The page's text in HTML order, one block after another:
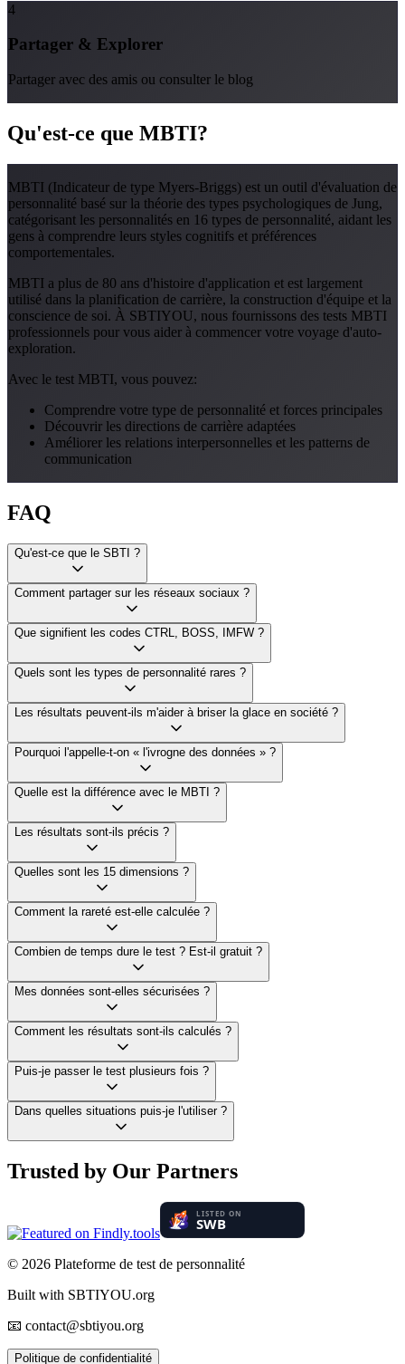
4
Partager & Explorer
Partager avec des amis ou consulter le blog
Qu'est-ce que MBTI?
MBTI (Indicateur de type Myers-Briggs) est un outil d'évaluation de
personnalité basé sur la théorie des types psychologiques de Jung,
catégorisant les personnalités en 16 types de personnalité, aidant les
gens à comprendre leurs styles cognitifs et préférences
comportementales.
MBTI a plus de 80 ans d'histoire d'application et est largement
utilisé dans la planification de carrière, la construction d'équipe et la
conscience de soi. À SBTIYOU, nous fournissons des tests MBTI
professionnels pour vous aider à commencer votre voyage d'auto-
exploration.
Avec le test MBTI, vous pouvez:
Comprendre votre type de personnalité et forces principales
Découvrir les directions de carrière adaptées
Améliorer les relations interpersonnelles et les patterns de
communication
FAQ
Qu'est-ce que le SBTI ?
Comment partager sur les réseaux sociaux ?
Que signifient les codes CTRL, BOSS, IMFW ?
Quels sont les types de personnalité rares ?
Les résultats peuvent-ils m'aider à briser la glace en société ?
Pourquoi l'appelle-t-on « l'ivrogne des données » ?
Quelle est la différence avec le MBTI ?
Les résultats sont-ils précis ?
Quelles sont les 15 dimensions ?
Comment la rareté est-elle calculée ?
Combien de temps dure le test ? Est-il gratuit ?
Mes données sont-elles sécurisées ?
Comment les résultats sont-ils calculés ?
Puis-je passer le test plusieurs fois ?
Dans quelles situations puis-je l'utiliser ?
Trusted by Our Partners
© 2026 Plateforme de test de personnalité
Built with SBTIYOU.org
📧 contact@sbtiyou.org
Politique de confidentialité